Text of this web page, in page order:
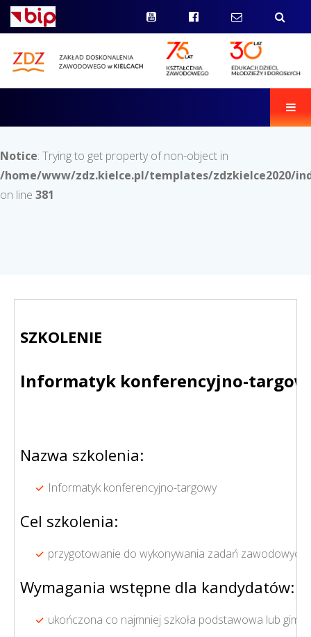
Notice: Trying to get property of non-object in
/home/www/zdz.kielce.pl/templates/zdzkielce2020/
on line 381
SZKOLENIE
Informatyk konferencyjno-
Nazwa szkolenia:
Informatyk konferencyjno-targowy
Cel szkolenia:
przygotowanie do wykonywania zadań
Wymagania wstępne dla kandydatów:
ukończona co najmniej szkoła podstawowa lub